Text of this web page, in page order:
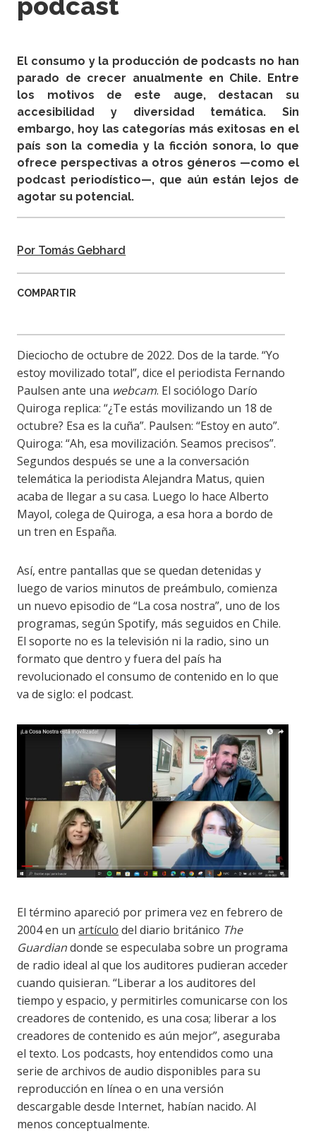
El consumo y la producción de podcasts no han
parado de crecer anualmente en Chile. Entre
los motivos de este auge, destacan su
accesibilidad y diversidad temática. Sin
embargo, hoy las categorías más exitosas en el
país son la comedia y la ficción sonora, lo que
ofrece perspectivas a otros géneros —como el
podcast periodístico—, que aún están lejos de
agotar su potencial.
Por Tomás Gebhard
COMPARTIR
Dieciocho de octubre de 2022. Dos de la tarde. “Yo
estoy movilizado total”, dice el periodista Fernando
Paulsen ante una webcam. El sociólogo Darío
Quiroga replica: “¿Te estás movilizando un 18 de
octubre? Esa es la cuña”. Paulsen: “Estoy en auto”.
Quiroga: “Ah, esa movilización. Seamos precisos”.
Segundos después se une a la conversación
telemática la periodista Alejandra Matus, quien
acaba de llegar a su casa. Luego lo hace Alberto
Mayol, colega de Quiroga, a esa hora a bordo de
un tren en España.
Así, entre pantallas que se quedan detenidas y
luego de varios minutos de preámbulo, comienza
un nuevo episodio de “La cosa nostra”, uno de los
programas, según Spotify, más seguidos en Chile.
El soporte no es la televisión ni la radio, sino un
formato que dentro y fuera del país ha
revolucionado el consumo de contenido en lo que
va de siglo: el podcast.
El término apareció por primera vez en febrero de
2004 en unartículo del diario británico The
Guardiandonde se especulaba sobre un programa
de radio ideal al que los auditores pudieran acceder
cuando quisieran. “Liberar a los auditores del
tiempo y espacio, y permitirles comunicarse con los
creadores de contenido, es una cosa; liberar a los
creadores de contenido es aún mejor”, aseguraba
el texto. Los podcasts, hoy entendidos como una
serie de archivos de audio disponibles para su
reproducción en línea o en una versión
descargable desde Internet, habían nacido. Al
menos conceptualmente.